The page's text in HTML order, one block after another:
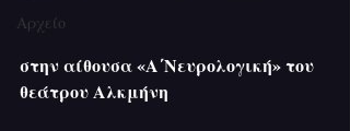
Αρχείο
στην αίθουσα «Α΄Νευρολογική» του
θεάτρου Αλκμήνη